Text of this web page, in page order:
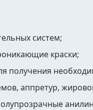
систем;
краски;
получения
аппретур,